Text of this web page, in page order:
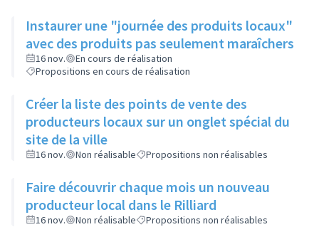
Instaurer une "journée des produits locaux"
avec des produits pas seulement maraîchers
16 nov.
En cours de réalisation
Propositions en cours de réalisation
Créer la liste des points de vente des
producteurs locaux sur un onglet spécial du
site de la ville
16 nov. Non réalisable Propositions non réalisables
Faire découvrir chaque mois un nouveau
producteur local dans le Rilliard
16 nov. Non réalisable Propositions non réalisables